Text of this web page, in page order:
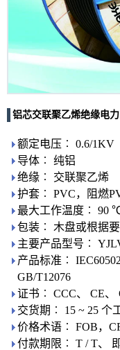
铝芯交联聚乙烯绝缘电
额定电压︰ 0.6/1KV
导体︰ 纯铝
绝缘︰ 交联聚乙烯
护套︰ PVC，阻燃
最大工作温度︰ 90
包装︰ 木盘或根据
主要产品型号︰
产品标准︰
GB/T12076
证书︰ CCC、 CE、
交货期︰ 15 ~ 25 个
价格术语︰ FOB，
付款期限︰ T / T、